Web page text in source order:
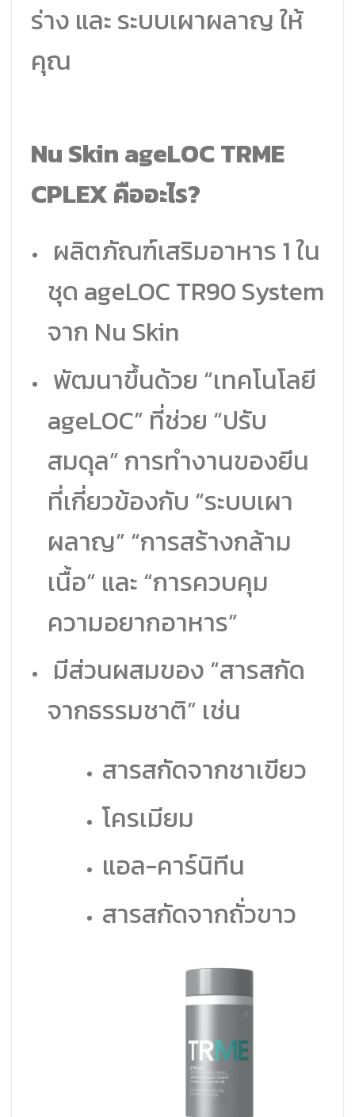
ร่าง และ ระบบเผาผลาญ ให้
คุณ
Nu Skin ageLOC TRME
CPLEX คืออะไร?
ผลิตภัณฑ์เสริมอาหาร 1 ใน
ชุด ageLOC TR90 System
จาก Nu Skin
พัฒนาขึ้นด้วย “เทคโนโลยี
ageLOC” ที่ช่วย “ปรับ
สมดุล” การทำงานของยีน
ที่เกี่ยวข้องกับ “ระบบเผา
ผลาญ” “การสร้างกล้าม
เนื้อ” และ “การควบคุม
ความอยากอาหาร”
มีส่วนผสมของ “สารสกัด
จากธรรมชาติ” เช่น
สารสกัดจากชาเขียว
โครเมียม
แอล-คาร์นิทีน
สารสกัดจากถั่วขาว